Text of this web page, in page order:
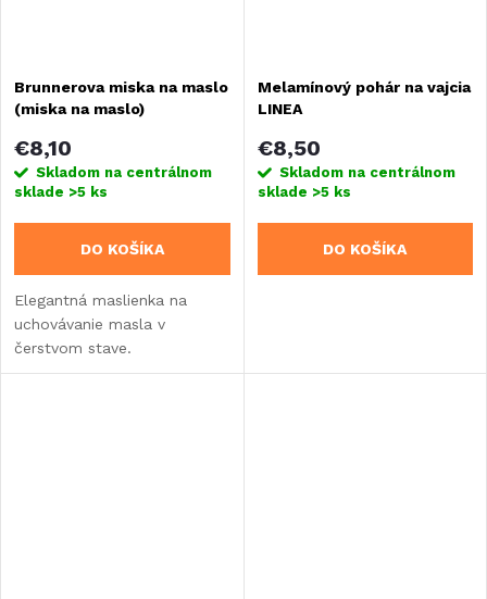
Brunnerova miska na maslo
(miska na maslo)
€8,10
Skladom na centrálnom
sklade >5 ks
DO KOŠÍKA
Elegantná maslienka na
uchovávanie masla v
čerstvom stave.
Melamínový pohár na vajcia
LINEA
€8,50
Skladom na centrálnom
sklade >5 ks
DO KOŠÍKA